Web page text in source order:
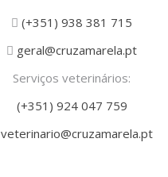
(+351) 938 381 715
geral@cruzamarela.pt
Serviços veterinários:
(+351) 924 047 759
veterinario@cruzamarela.pt